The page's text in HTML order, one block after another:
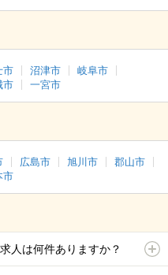
市 沼津市
岐阜市
市 一宮市
広島市 旭川市
郡山市
市
人は何件ありますか？